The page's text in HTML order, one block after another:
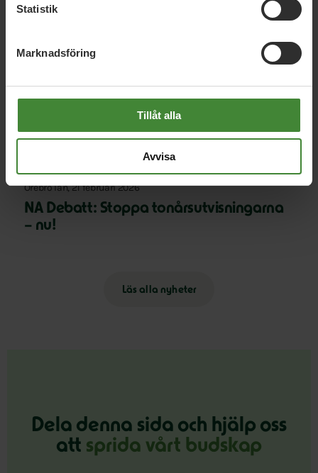
Statistik
Marknadsföring
Tillåt alla
Avvisa
Språkrörsfest med Amanda och Daniel
Syre Debatt: Därför behövs mer
vegetariskt i skolköken
Örebro län, 21 februari 2026
NA Debatt: Stoppa tonårsutvisningarna
– nu!
Läs alla nyheter
Dela denna sida och hjälp oss
att sprida vårt budskap